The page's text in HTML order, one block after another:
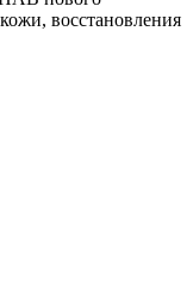
восстановления